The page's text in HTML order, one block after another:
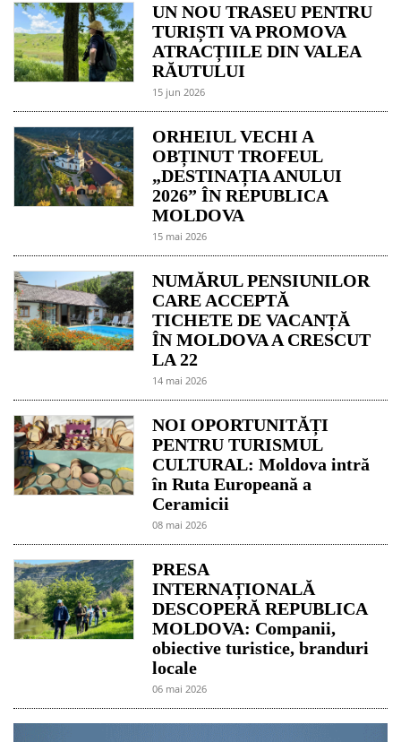
UN NOU TRASEU PENTRU
TURIȘTI VA PROMOVA
ATRACȚIILE DIN VALEA
RĂUTULUI
15 jun 2026
ORHEIUL VECHI A
OBȚINUT TROFEUL
„DESTINAȚIA ANULUI
2026” ÎN REPUBLICA
MOLDOVA
15 mai 2026
NUMĂRUL PENSIUNILOR
CARE ACCEPTĂ
TICHETE DE VACANȚĂ
ÎN MOLDOVA A CRESCUT
LA 22
14 mai 2026
NOI OPORTUNITĂȚI
PENTRU TURISMUL
CULTURAL: Moldova intră
în Ruta Europeană a
Ceramicii
08 mai 2026
PRESA
INTERNAȚIONALĂ
DESCOPERĂ REPUBLICA
MOLDOVA: Companii,
obiective turistice, branduri
locale
06 mai 2026